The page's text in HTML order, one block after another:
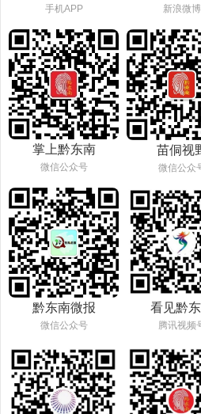
手机APP 新浪微博
掌上黔东南
微信公众号
苗侗视
微信公众
黔东南微报
微信公众号
看见黔
腾讯视频